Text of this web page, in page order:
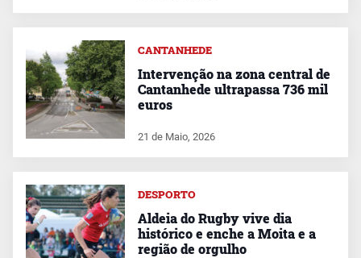
CANTANHEDE
Intervenção na zona central de
Cantanhede ultrapassa 736 mil
euros
21 de Maio, 2026
DESPORTO
Aldeia do Rugby vive dia
histórico e enche a Moita e a
região de orgulho